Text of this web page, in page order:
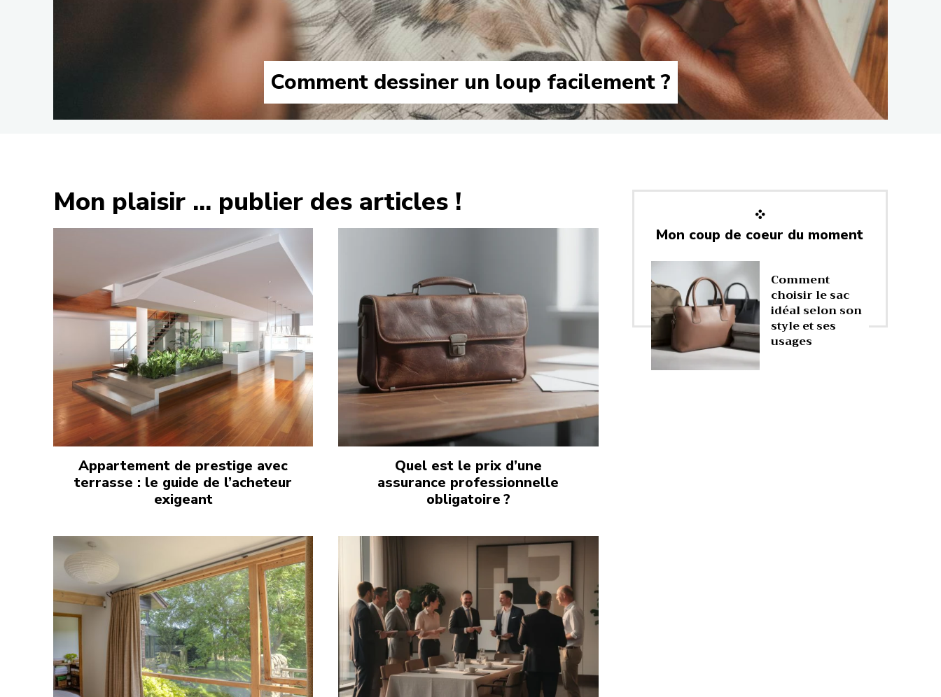
Comment dessiner un loup facilement ?
Mon plaisir ... publier des articles !
Appartement de prestige avec
terrasse : le guide de l’acheteur
exigeant
Quel est le prix d’une
assurance professionnelle
obligatoire ?
Mon coup de coeur du moment
Comment
choisir le sac
idéal selon son
style et ses
usages